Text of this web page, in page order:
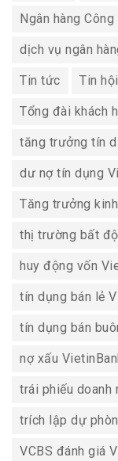
Ngân hàng
dịch vụ ngân
Tin tức Tin
Tổng đài khách
tăng trưởng tín
dư nợ tín dụng
Tăng trưởng
thị trường bất
huy động vốn
tín dụng bán lẻ
tín dụng bán
nợ xấu
trái phiếu doanh
trích lập dự
VCBS đánh giá